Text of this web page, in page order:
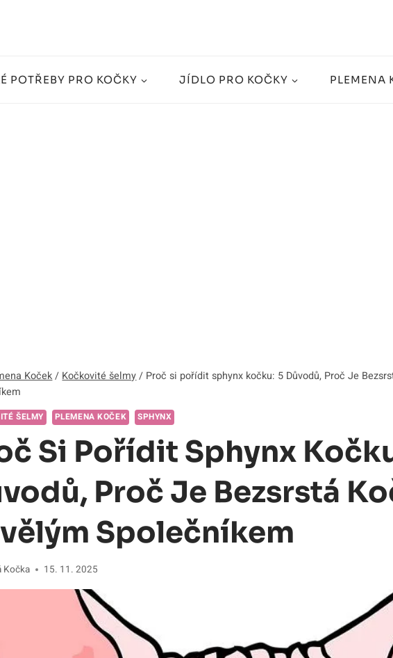
POTŘEBY PRO KOČKY JÍDLO PRO KOČKY PLEMENA
Koček / Kočkovité šelmy / Proč si pořídit sphynx kočku: 5 Důvodů, Proč Je
ŠELMY PLEMENA KOČEK SPHYNX
Si Pořídit Sphynx
Proč Je Bezsrstá
Společníkem
Kočka 15. 11. 2025